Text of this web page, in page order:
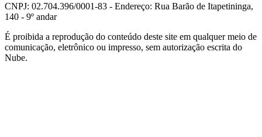
CNPJ: 02.704.396/0001-83 - Endereço: Rua Barão de Itapetininga,
140 - 9º andar
É proibida a reprodução do conteúdo deste site em qualquer meio de
comunicação, eletrônico ou impresso, sem autorização escrita do
Nube.